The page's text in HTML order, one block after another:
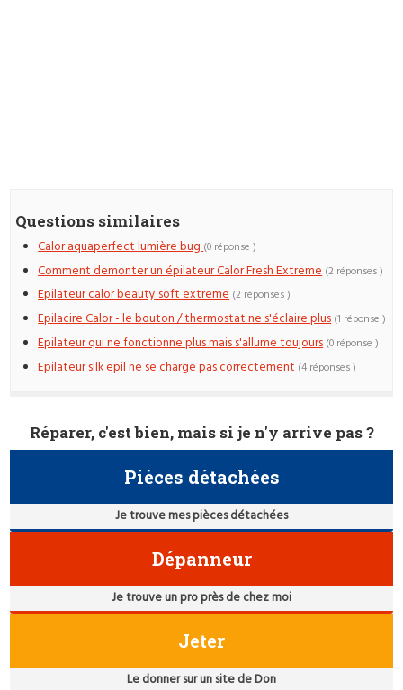
Questions similaires
Calor aquaperfect lumière bug(0 réponse )
Comment demonter un épilateur Calor Fresh Extreme (2 réponses )
Epilateur calor beauty soft extreme (2 réponses )
Epilacire Calor - le bouton / thermostat ne s'éclaire plus (1 réponse )
Epilateur qui ne fonctionne plus mais s'allume toujours (0 réponse )
Epilateur silk epil ne se charge pas correctement (4 réponses )
Réparer, c'est bien, mais si je n'y arrive pas ?
Pièces détachées
Je trouve mes pièces détachées
Dépanneur
Je trouve un pro près de chez moi
Jeter
Le donner sur un site de Don